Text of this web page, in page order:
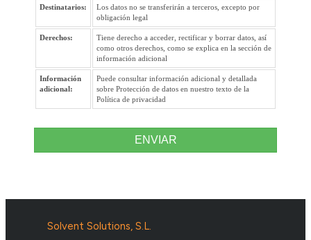
Destinatarios:
Los datos no se transferirán a terceros, excepto por
obligación legal
Derechos:
Tiene derecho a acceder, rectificar y borrar datos, así
como otros derechos, como se explica en la sección de
información adicional
Información
adicional:
Puede consultar información adicional y detallada
sobre Protección de datos en nuestro texto de la
Política de privacidad
ENVIAR
Solvent Solutions, S.L.